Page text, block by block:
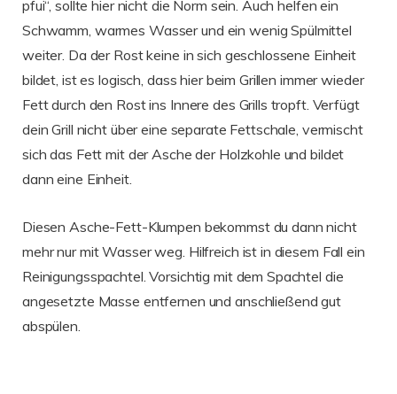
pfui“, sollte hier nicht die Norm sein. Auch helfen ein
Schwamm, warmes Wasser und ein wenig Spülmittel
weiter. Da der Rost keine in sich geschlossene Einheit
bildet, ist es logisch, dass hier beim Grillen immer wieder
Fett durch den Rost ins Innere des Grills tropft. Verfügt
dein Grill nicht über eine separate Fettschale, vermischt
sich das Fett mit der Asche der Holzkohle und bildet
dann eine Einheit.
Diesen Asche-Fett-Klumpen bekommst du dann nicht
mehr nur mit Wasser weg. Hilfreich ist in diesem Fall ein
Reinigungsspachtel. Vorsichtig mit dem Spachtel die
angesetzte Masse entfernen und anschließend gut
abspülen.